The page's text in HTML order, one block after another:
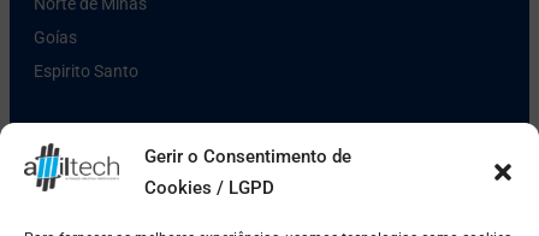
Gerir o Consentimento de
Cookies / LGPD
Goías
Espirito Santo
Links Úteis
Política de Privacidade